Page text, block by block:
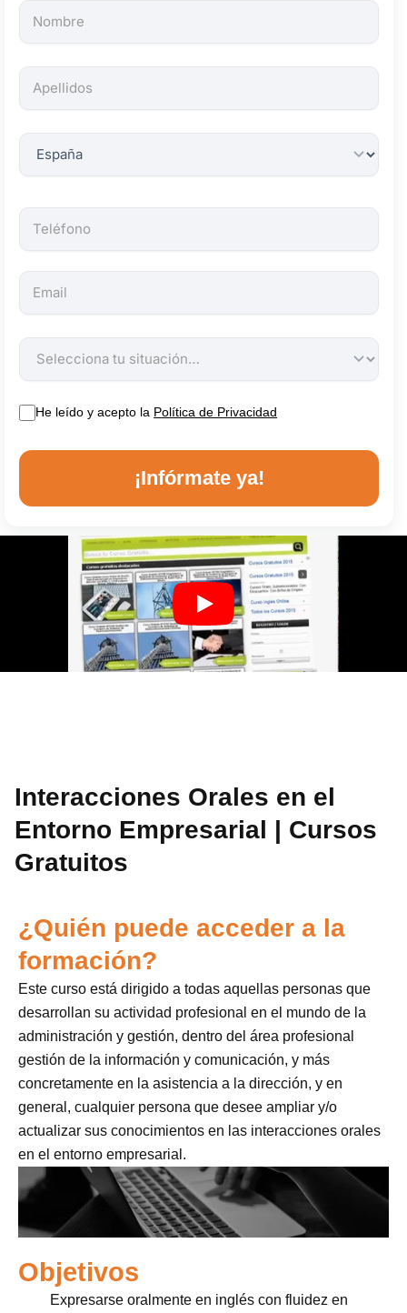
los
son
obligatorios.
He leído y acepto la Política de Privacidad
¡Infórmate ya!
Interacciones Orales en el
Entorno Empresarial | Cursos
Gratuitos
¿Quién puede acceder a la
formación?
Este curso está dirigido a todas aquellas personas que
desarrollan su actividad profesional en el mundo de la
administración y gestión, dentro del área profesional
gestión de la información y comunicación, y más
concretamente en la asistencia a la dirección, y en
general, cualquier persona que desee ampliar y/o
actualizar sus conocimientos en las interacciones orales
en el entorno empresarial.
Objetivos
Expresarse oralmente en inglés con fluidez en